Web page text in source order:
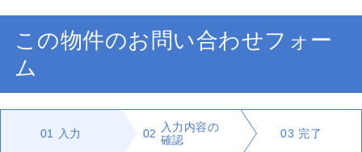
この物件のお問い合わせフォー
ム
01 入力 02
入力内容の
確認
03 完了